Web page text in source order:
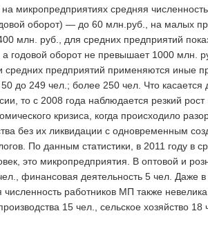
на микропредприятиях средняя
оборот) — до 60 млн.руб., на малых
млн. руб., для средних предприятий
годовой оборот не превышает 1000 млн.
средних предприятий применяются иные
до 249 чел.; более 250 чел. Что
то с 2008 года наблюдается резкий
кризиса, когда происходило
без их ликвидации с одновременным
По данным статистики, в 2011 году в
это микропредприятия. В оптовой и
финансовая деятельность 5 чел. Даже в
работников МП также
15 чел., сельское хозяйство 18